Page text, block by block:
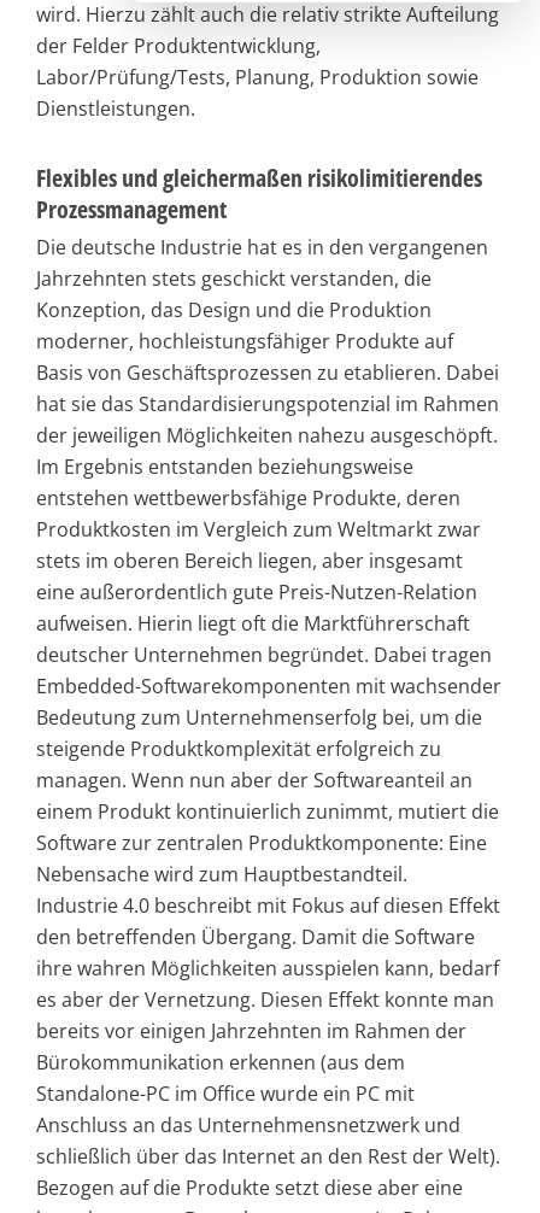
wird. Hierzu zählt auch die relativ strikte Aufteilung
der Felder Produktentwicklung,
Labor/Prüfung/Tests, Planung, Produktion sowie
Dienstleistungen.
Flexibles und gleichermaßen risikolimitierendes
Prozessmanagement
Die deutsche Industrie hat es in den vergangenen
Jahrzehnten stets geschickt verstanden, die
Konzeption, das Design und die Produktion
moderner, hochleistungsfähiger Produkte auf
Basis von Geschäftsprozessen zu etablieren. Dabei
hat sie das Standardisierungspotenzial im Rahmen
der jeweiligen Möglichkeiten nahezu ausgeschöpft.
Im Ergebnis entstanden beziehungsweise
entstehen wettbewerbsfähige Produkte, deren
Produktkosten im Vergleich zum Weltmarkt zwar
stets im oberen Bereich liegen, aber insgesamt
eine außerordentlich gute Preis-Nutzen-Relation
aufweisen. Hierin liegt oft die Marktführerschaft
deutscher Unternehmen begründet. Dabei tragen
Embedded-Softwarekomponenten mit wachsender
Bedeutung zum Unternehmenserfolg bei, um die
steigende Produktkomplexität erfolgreich zu
managen. Wenn nun aber der Softwareanteil an
einem Produkt kontinuierlich zunimmt, mutiert die
Software zur zentralen Produktkomponente: Eine
Nebensache wird zum Hauptbestandteil.
Industrie 4.0 beschreibt mit Fokus auf diesen Effekt
den betreffenden Übergang. Damit die Software
ihre wahren Möglichkeiten ausspielen kann, bedarf
es aber der Vernetzung. Diesen Effekt konnte man
bereits vor einigen Jahrzehnten im Rahmen der
Bürokommunikation erkennen (aus dem
Standalone-PC im Office wurde ein PC mit
Anschluss an das Unternehmensnetzwerk und
schließlich über das Internet an den Rest der Welt).
Bezogen auf die Produkte setzt diese aber eine